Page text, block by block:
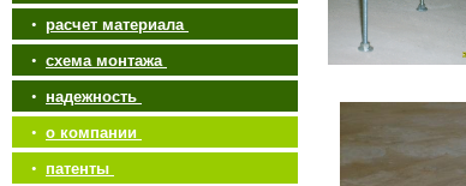
• расчет материала
• схема монтажа
• надежность
• о компании
• патенты